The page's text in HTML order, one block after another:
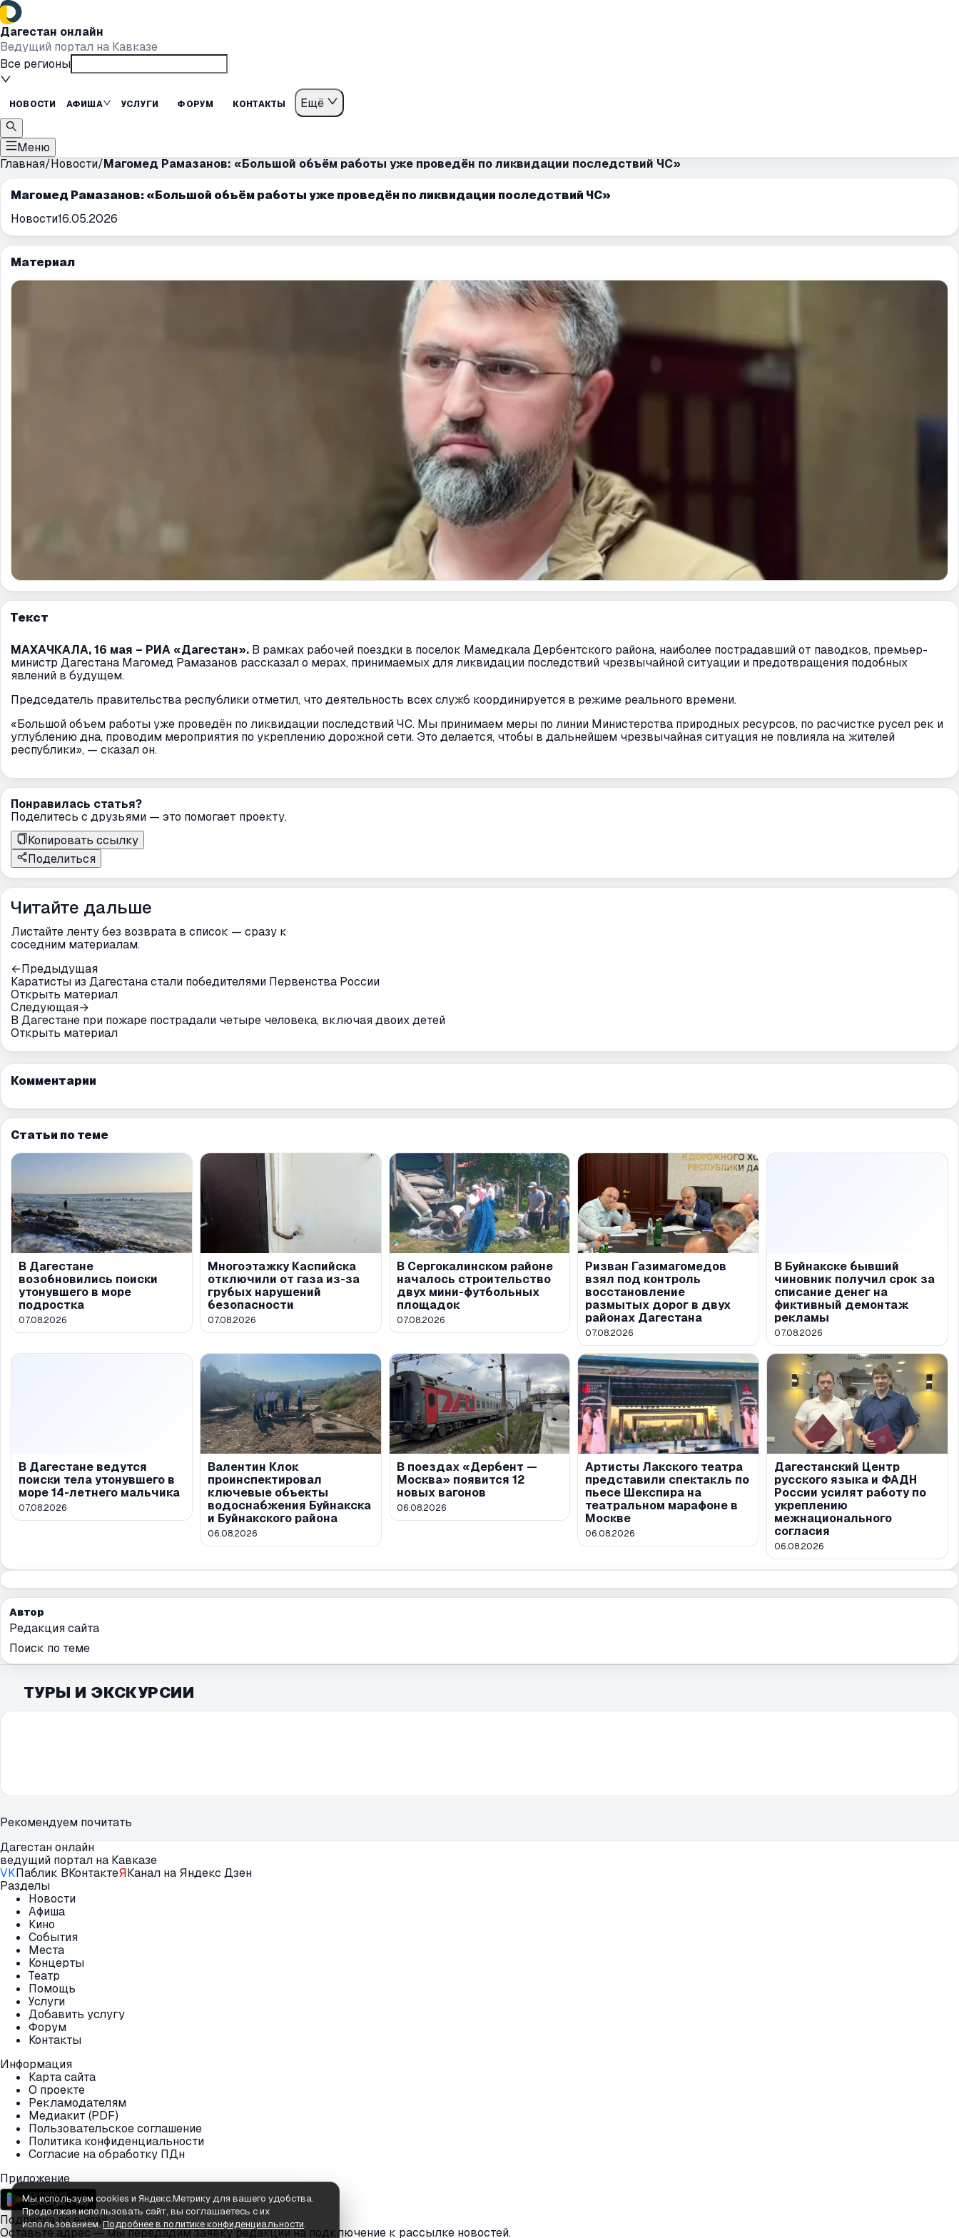
Дагестан онлайн
Ведущий портал на Кавказе
Все регионы
НОВОСТИ АФИША УСЛУГИ ФОРУМ КОНТАКТЫ Ещё
Меню
Главная/Новости/Магомед Рамазанов: «Большой объём работы уже проведён по ликвидации последствий ЧС»
Магомед Рамазанов: «Большой объём работы уже проведён по ликвидации последствий ЧС»
Новости16.05.2026
Материал
Текст
МАХАЧКАЛА, 16 мая – РИА «Дагестан». В рамках рабочей поездки в поселок Мамедкала Дербентского района, наиболее пострадавший от паводков, премьер-
министр Дагестана Магомед Рамазанов рассказал о мерах, принимаемых для ликвидации последствий чрезвычайной ситуации и предотвращения подобных
явлений в будущем.
Председатель правительства республики отметил, что деятельность всех служб координируется в режиме реального времени.
«Большой объем работы уже проведён по ликвидации последствий ЧС. Мы принимаем меры по линии Министерства природных ресурсов, по расчистке русел рек и
углублению дна, проводим мероприятия по укреплению дорожной сети. Это делается, чтобы в дальнейшем чрезвычайная ситуация не повлияла на жителей
республики», — сказал он.
Понравилась статья?
Поделитесь с друзьями — это помогает проекту.
Копировать ссылку
Поделиться
Читайте дальше
Листайте ленту без возврата в список — сразу к
соседним материалам.
←Предыдущая
Каратисты из Дагестана стали победителями Первенства России
Открыть материал
Следующая→
В Дагестане при пожаре пострадали четыре человека, включая двоих детей
Открыть материал
Комментарии
Статьи по теме
В Дагестане
возобновились поиски
утонувшего в море
подростка
07.08.2026
Многоэтажку Каспийска
отключили от газа из-за
грубых нарушений
безопасности
07.08.2026
В Сергокалинском районе
началось строительство
двух мини-футбольных
площадок
07.08.2026
Ризван Газимагомедов
взял под контроль
восстановление
размытых дорог в двух
районах Дагестана
07.08.2026
В Буйнакске бывший
чиновник получил срок за
списание денег на
фиктивный демонтаж
рекламы
07.08.2026
В Дагестане ведутся
поиски тела утонувшего в
море 14-летнего мальчика
07.08.2026
Валентин Клок
проинспектировал
ключевые объекты
водоснабжения Буйнакска
и Буйнакского района
06.08.2026
В поездах «Дербент —
Москва» появится 12
новых вагонов
06.08.2026
Артисты Лакского театра
представили спектакль по
пьесе Шекспира на
театральном марафоне в
Москве
06.08.2026
Дагестанский Центр
русского языка и ФАДН
России усилят работу по
укреплению
межнационального
согласия
06.08.2026
Автор
Редакция сайта
Поиск по теме
ТУРЫ И ЭКСКУРСИИ
Рекомендуем почитать
Дагестан онлайн
ведущий портал на Кавказе
VKПаблик ВКонтактеЯКанал на Яндекс Дзен
Разделы
Новости
Афиша
Кино
События
Места
Концерты
Театр
Помощь
Услуги
Добавить услугу
Форум
Контакты
Информация
Карта сайта
О проекте
Рекламодателям
Медиакит (PDF)
Пользовательское соглашение
Политика конфиденциальности
Согласие на обработку ПДн
Приложение
Подписка по e-mail
Оставьте адрес — мы передадим заявку редакции на подключение к рассылке новостей.
Мы используем cookies и Яндекс.Метрику для вашего удобства.
Продолжая использовать сайт, вы соглашаетесь с их
использованием.Подробнее в политике конфиденциальности.